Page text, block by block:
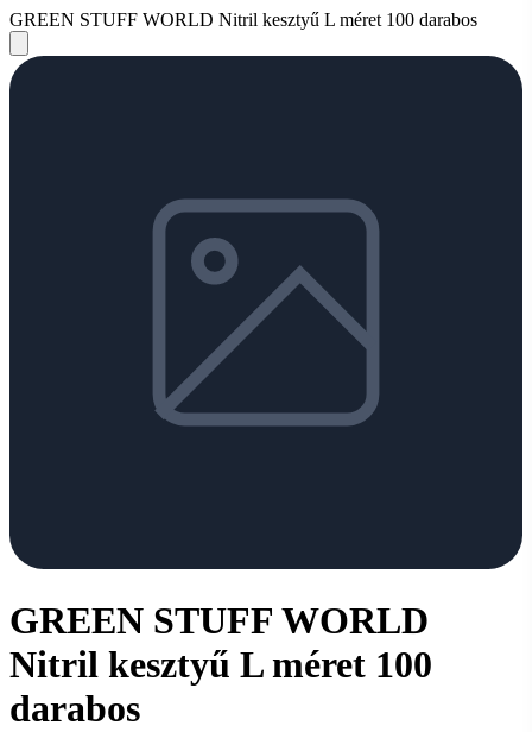
GREEN STUFF WORLD Nitril kesztyű L méret 100 darabos
GREEN STUFF WORLD
Nitril kesztyű L méret 100
darabos